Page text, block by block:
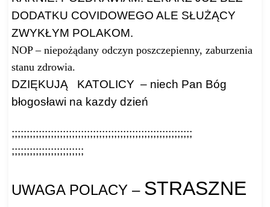
DODATKU COVIDOWEGO ALE SŁUŻĄCY
ZWYKŁYM POLAKOM.
NOP – niepożądany odczyn poszczepienny, zaburzenia
stanu zdrowia.
DZIĘKUJĄ KATOLICY – niech Pan Bóg
błogosławi na kazdy dzień
;;;;;;;;;;;;;;;;;;;;;;;;;;;;;;;;;;;;;;;;;;;;;;;;;;;;;;;;;;;;
;;;;;;;;;;;;;;;;;;;;;;;;
UWAGA POLACY – STRASZNE